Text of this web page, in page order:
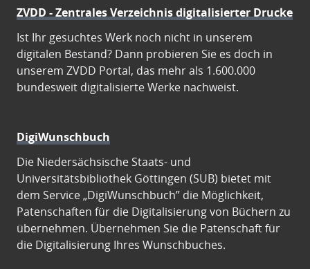
ZVDD - Zentrales Verzeichnis digitalisierter Drucke
Ist Ihr gesuchtes Werk noch nicht in unserem
digitalen Bestand? Dann probieren Sie es doch in
unserem ZVDD Portal, das mehr als 1.600.000
bundesweit digitalisierte Werke nachweist.
DigiWunschbuch
Die Niedersächsische Staats- und
Universitätsbibliothek Göttingen (SUB) bietet mit
dem Service „DigiWunschbuch” die Möglichkeit,
Patenschaften für die Digitalisierung von Büchern zu
übernehmen. Übernehmen Sie die Patenschaft für
die Digitalisierung Ihres Wunschbuches.